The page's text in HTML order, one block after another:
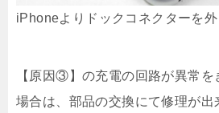
iPhoneよりドックコネクターを
【原因③】の充電の回路が異常
場合は、部品の交換にて修理が出